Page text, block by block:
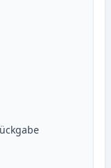
CLI-526C cyan